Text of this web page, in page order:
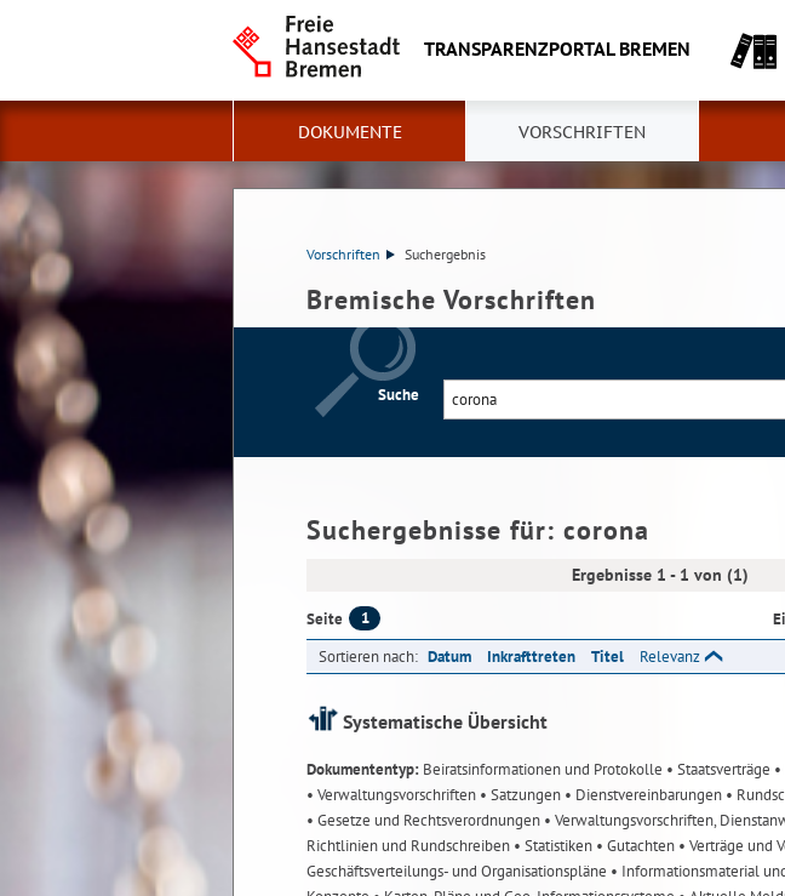
TRANSPARENZPORTAL BREMEN
DOKUMENTE VORSCHRIFTEN
Vorschriften Suchergebnis
Bremische Vorschriften
Suche
Suchergebnisse für: corona
Ergebnisse 1 - 1 von (1)
Seite 1
Sortieren nach: Datum Inkrafttreten Titel Relevanz
Systematische Übersicht
Dokumententyp: Beiratsinformationen und Protokolle • Staatsverträge
• Verwaltungsvorschriften • Satzungen • Dienstvereinbarungen •
• Gesetze und Rechtsverordnungen • Verwaltungsvorschriften,
Richtlinien und Rundschreiben • Statistiken • Gutachten • Verträge und
Geschäftsverteilungs- und Organisationspläne • Informationsmaterial